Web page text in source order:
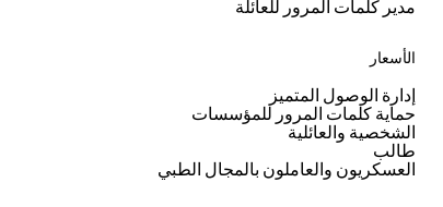
مدير كلمات المرور للعائلة
الأسعار
إدارة الوصول المتميز
حماية كلمات المرور للمؤسسات
الشخصية والعائلية
طالب
العسكريون والعاملون بالمجال الطبي